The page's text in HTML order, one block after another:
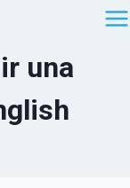
una